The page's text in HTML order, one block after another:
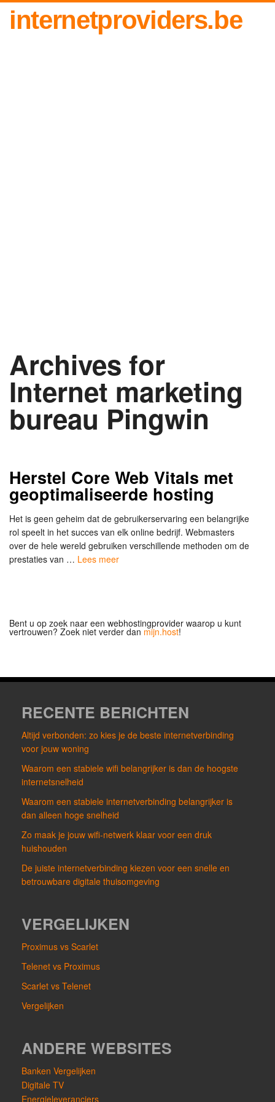
internetproviders.be
Archives for
Internet marketing
bureau Pingwin
Herstel Core Web Vitals met
geoptimaliseerde hosting
Het is geen geheim dat de gebruikerservaring een belangrijke
rol speelt in het succes van elk online bedrijf. Webmasters
over de hele wereld gebruiken verschillende methoden om de
prestaties van … Lees meer
Bent u op zoek naar een webhostingprovider waarop u kunt
vertrouwen? Zoek niet verder dan mijn.host!
RECENTE BERICHTEN
Altijd verbonden: zo kies je de beste internetverbinding
voor jouw woning
Waarom een stabiele wifi belangrijker is dan de hoogste
internetsnelheid
Waarom een stabiele internetverbinding belangrijker is
dan alleen hoge snelheid
Zo maak je jouw wifi-netwerk klaar voor een druk
huishouden
De juiste internetverbinding kiezen voor een snelle en
betrouwbare digitale thuisomgeving
VERGELIJKEN
Proximus vs Scarlet
Telenet vs Proximus
Scarlet vs Telenet
Vergelijken
ANDERE WEBSITES
Banken Vergelijken
Digitale TV
Energieleveranciers